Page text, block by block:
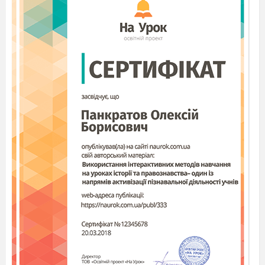
культури.
Середньовіччя, як доба в історії Європи,
охоплює приблизно тисячу років, і як правили
поділяється на три періоди:
Раннє Середньовіччя – охоплює період
кінець V
зародженням та становленням
західноєвропейської християнської
середньовічної цивілізації;
Розвинене Середньовіччя – охоплює
період Х – ХІVстоліття.
Характеризується розквітом
західноєвропейської середньовічної
культури;
Пізнє Середньовіччя – охоплює період
другої половини ХІ
– кінець Х
V
століття. Характерним для цього періоду